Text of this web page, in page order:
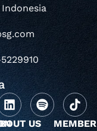
US
MEMBER